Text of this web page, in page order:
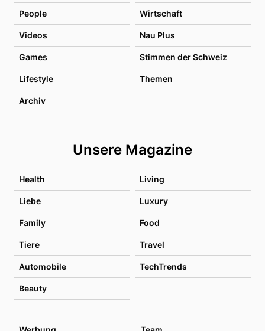
People Wirtschaft
Videos Nau Plus
Games Stimmen der Schweiz
Lifestyle Themen
Archiv
Unsere Magazine
Health Living
Liebe Luxury
Family Food
Tiere Travel
Automobile TechTrends
Beauty